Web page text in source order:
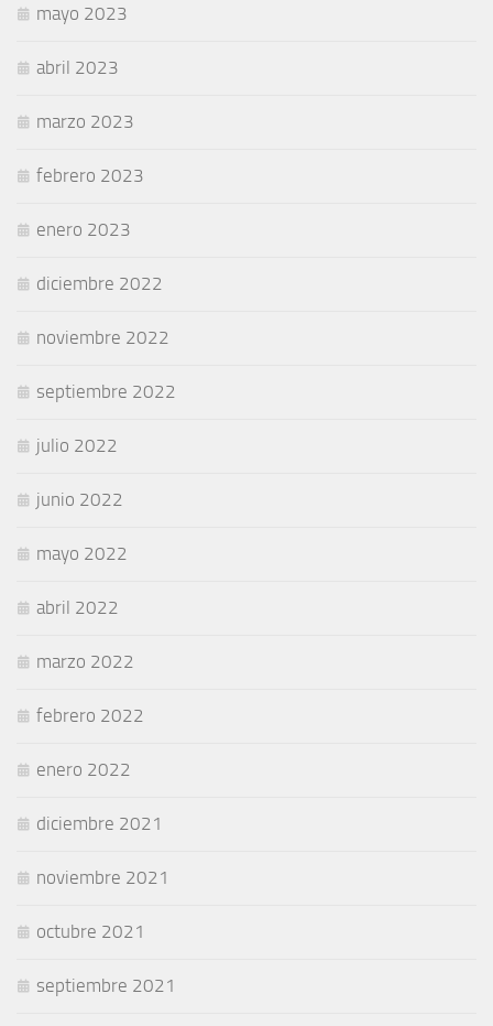
mayo 2023
abril 2023
marzo 2023
febrero 2023
enero 2023
diciembre 2022
noviembre 2022
septiembre 2022
julio 2022
junio 2022
mayo 2022
abril 2022
marzo 2022
febrero 2022
enero 2022
diciembre 2021
noviembre 2021
octubre 2021
septiembre 2021